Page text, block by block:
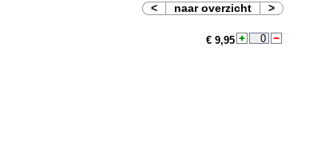
< naar overzicht >
€ 9,95